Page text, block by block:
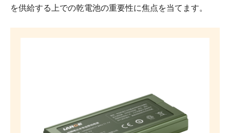
を供給する上での乾電池の重要性に焦点を当てます。